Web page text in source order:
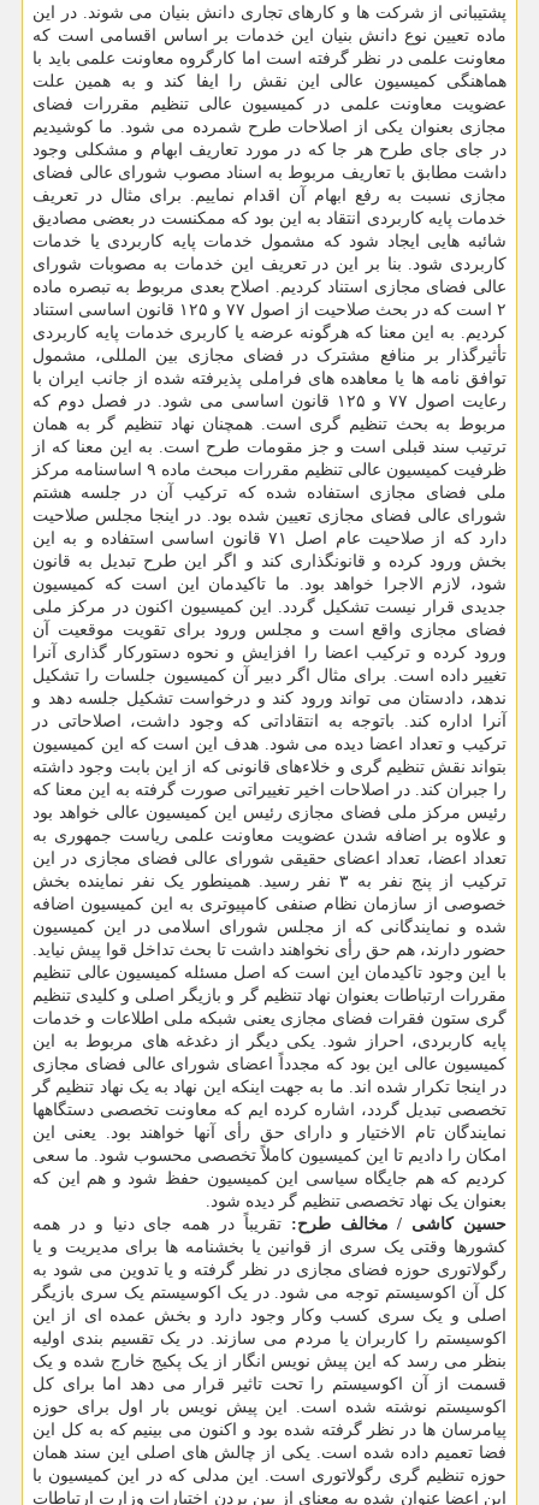
پشتیبانی از شرکت ها و کارهای تجاری دانش بنیان می شوند. در این
ماده تعیین نوع دانش بنیان این خدمات بر اساس اقسامی است که
معاونت علمی در نظر گرفته است اما کارگروه معاونت علمی باید با
هماهنگی کمیسیون عالی این نقش را ایفا کند و به همین علت
عضویت معاونت علمی در کمیسیون عالی تنظیم مقررات فضای
مجازی بعنوان یکی از اصلاحات طرح شمرده می شود. ما کوشیدیم
در جای جای طرح هر جا که در مورد تعاریف ابهام و مشکلی وجود
داشت مطابق با تعاریف مربوط به اسناد مصوب شورای عالی فضای
مجازی نسبت به رفع ابهام آن اقدام نماییم. برای مثال در تعریف
خدمات پایه کاربردی انتقاد به این بود که ممکنست در بعضی مصادیق
شائبه هایی ایجاد شود که مشمول خدمات پایه کاربردی یا خدمات
کاربردی شود. بنا بر این در تعریف این خدمات به مصوبات شورای
عالی فضای مجازی استناد کردیم. اصلاح بعدی مربوط به تبصره ماده
۲ است که در بحث صلاحیت از اصول ۷۷ و ۱۲۵ قانون اساسی استناد
کردیم. به این معنا که هرگونه عرضه یا کاربری خدمات پایه کاربردی
تأثیرگذار بر منافع مشترک در فضای مجازی بین المللی، مشمول
توافق نامه ها یا معاهده های فراملی پذیرفته شده از جانب ایران با
رعایت اصول ۷۷ و ۱۲۵ قانون اساسی می شود. در فصل دوم که
مربوط به بحث تنظیم گری است. همچنان نهاد تنظیم گر به همان
ترتیب سند قبلی است و جز مقومات طرح است. به این معنا که از
ظرفیت کمیسیون عالی تنظیم مقررات مبحث ماده ۹ اساسنامه مرکز
ملی فضای مجازی استفاده شده که ترکیب آن در جلسه هشتم
شورای عالی فضای مجازی تعیین شده بود. در اینجا مجلس صلاحیت
دارد که از صلاحیت عام اصل ۷۱ قانون اساسی استفاده و به این
بخش ورود کرده و قانونگذاری کند و اگر این طرح تبدیل به قانون
شود، لازم الاجرا خواهد بود. ما تاکیدمان این است که کمیسیون
جدیدی قرار نیست تشکیل گردد. این کمیسیون اکنون در مرکز ملی
فضای مجازی واقع است و مجلس ورود برای تقویت موقعیت آن
ورود کرده و ترکیب اعضا را افزایش و نحوه دستورکار گذاری آنرا
تغییر داده است. برای مثال اگر دبیر آن کمیسیون جلسات را تشکیل
ندهد، دادستان می تواند ورود کند و درخواست تشکیل جلسه دهد و
آنرا اداره کند. باتوجه به انتقاداتی که وجود داشت، اصلاحاتی در
ترکیب و تعداد اعضا دیده می شود. هدف این است که این کمیسیون
بتواند نقش تنظیم گری و خلاءهای قانونی که از این بابت وجود داشته
را جبران کند. در اصلاحات اخیر تغییراتی صورت گرفته به این معنا که
رئیس مرکز ملی فضای مجازی رئیس این کمیسیون عالی خواهد بود
و علاوه بر اضافه شدن عضویت معاونت علمی ریاست جمهوری به
تعداد اعضا، تعداد اعضای حقیقی شورای عالی فضای مجازی در این
ترکیب از پنج نفر به ۳ نفر رسید. همینطور یک نفر نماینده بخش
خصوصی از سازمان نظام صنفی کامپیوتری به این کمیسیون اضافه
شده و نمایندگانی که از مجلس شورای اسلامی در این کمیسیون
حضور دارند، هم حق رأی نخواهند داشت تا بحث تداخل قوا پیش نیاید.
با این وجود تاکیدمان این است که اصل مسئله کمیسیون عالی تنظیم
مقررات ارتباطات بعنوان نهاد تنظیم گر و بازیگر اصلی و کلیدی تنظیم
گری ستون فقرات فضای مجازی یعنی شبکه ملی اطلاعات و خدمات
پایه کاربردی، احراز شود. یکی دیگر از دغدغه های مربوط به این
کمیسیون عالی این بود که مجدداً اعضای شورای عالی فضای مجازی
در اینجا تکرار شده اند. ما به جهت اینکه این نهاد به یک نهاد تنظیم گر
تخصصی تبدیل گردد، اشاره کرده ایم که معاونت تخصصی دستگاهها
نمایندگان تام الاختیار و دارای حق رأی آنها خواهند بود. یعنی این
امکان را دادیم تا این کمیسیون کاملاً تخصصی محسوب شود. ما سعی
کردیم که هم جایگاه سیاسی این کمیسیون حفظ شود و هم این که
بعنوان یک نهاد تخصصی تنظیم گر دیده شود.
حسین کاشی / مخالف طرح:تقریباً در همه جای دنیا و در همه
کشورها وقتی یک سری از قوانین یا بخشنامه ها برای مدیریت و یا
رگولاتوری حوزه فضای مجازی در نظر گرفته و یا تدوین می شود به
کل آن اکوسیستم توجه می شود. در یک اکوسیستم یک سری بازیگر
اصلی و یک سری کسب وکار وجود دارد و بخش عمده ای از این
اکوسیستم را کاربران یا مردم می سازند. در یک تقسیم بندی اولیه
بنظر می رسد که این پیش نویس انگار از یک پکیج خارج شده و یک
قسمت از آن اکوسیستم را تحت تاثیر قرار می دهد اما برای کل
اکوسیستم نوشته شده است. این پیش نویس بار اول برای حوزه
پیامرسان ها در نظر گرفته شده بود و اکنون می بینیم که به کل این
فضا تعمیم داده شده است. یکی از چالش های اصلی این سند همان
حوزه تنظیم گری رگولاتوری است. این مدلی که در این کمیسیون با
این اعضا عنوان شده به معنای از بین بردن اختیارات وزارت ارتباطات